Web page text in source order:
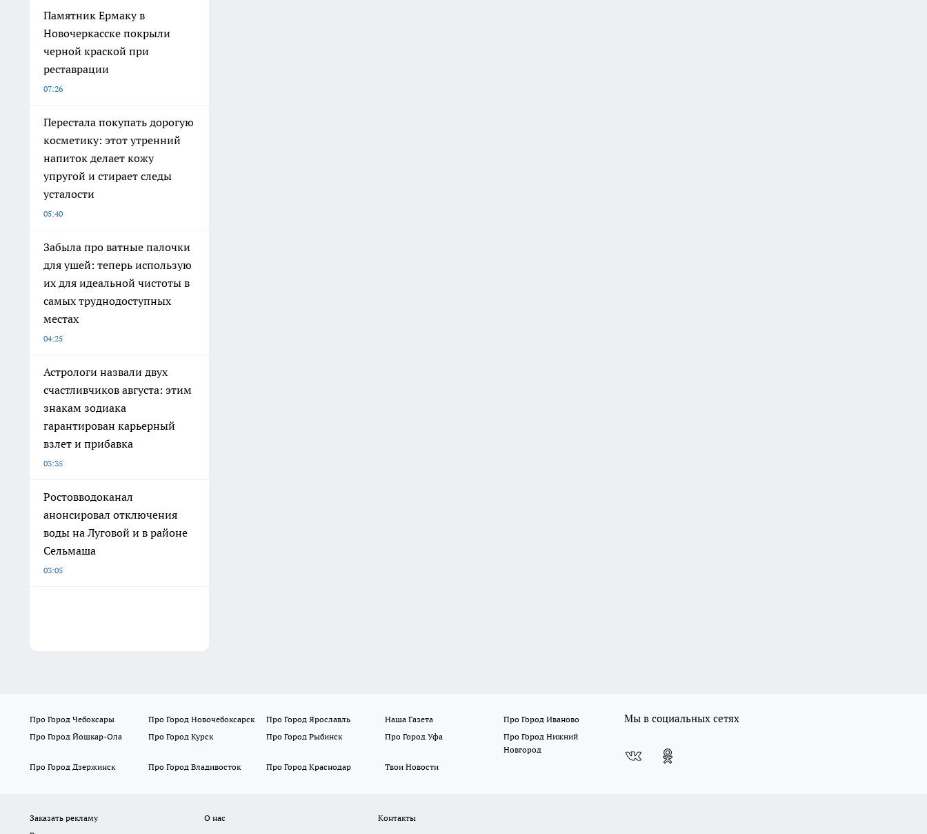
Памятник Ермаку в
Новочеркасске покрыли
черной краской при
реставрации
07:26
Перестала покупать дорогую
косметику: этот утренний
напиток делает кожу
упругой и стирает следы
усталости
05:40
Забыла про ватные палочки
для ушей: теперь использую
их для идеальной чистоты в
самых труднодоступных
местах
04:25
Астрологи назвали двух
счастливчиков августа: этим
знакам зодиака
гарантирован карьерный
взлет и прибавка
03:35
Ростовводоканал
анонсировал отключения
воды на Луговой и в районе
Сельмаша
03:05
Про Город Чебоксары Про Город Новочебоксарск Про Город Ярославль Наша Газета
Про Город Иваново
Про Город Йошкар-Ола
Про Город Курск Про Город Рыбинск Про Город Уфа
Про Город Нижний
Новгород
Про Город Дзержинск
Про Город Владивосток Про Город Краснодар Твои Новости
Мы в социальных сетях
Заказать рекламу О нас
Контакты